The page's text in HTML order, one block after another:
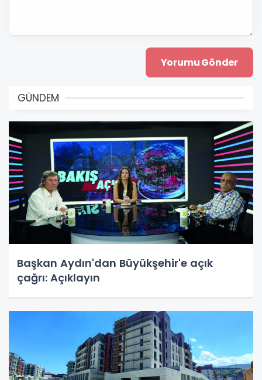
GÜNDEM
Başkan Aydın'dan Büyükşehir'e açık
çağrı: Açıklayın